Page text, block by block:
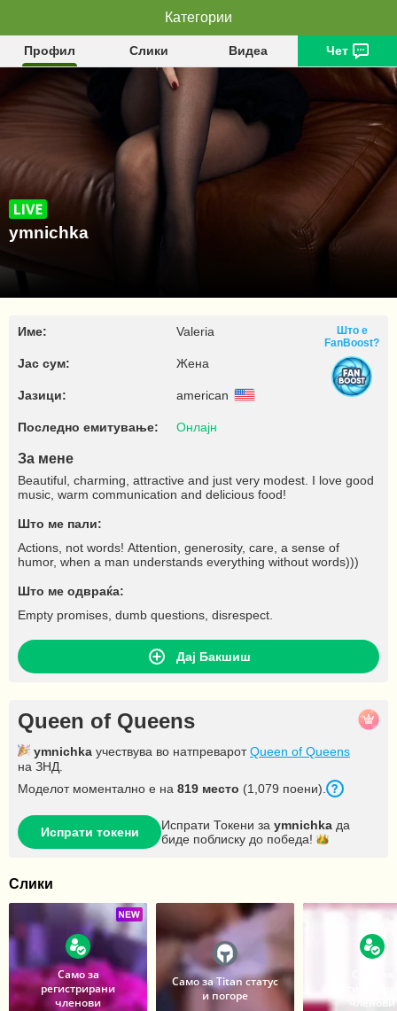
ymnichka
Профил Слики Видеа Чет
ymnichka
Име: Valeria
Јас сум: Жена
Јазици: american
Последно емитување: Онлајн
Што е
FanBoost?
За мене
Beautiful, charming, attractive and just very modest. I love good
music, warm communication and delicious food!
Што ме пали:
Actions, not words! Attention, generosity, care, a sense of
humor, when a man understands everything without words)))
Што ме одвраќа:
Empty promises, dumb questions, disrespect.
Дај Бакшиш
Queen of Queens
ymnichka учествува во натпреваротQueen of Queens
на ЗНД.
Моделот моментално е на 819 место (1,079 поени).
Испрати токени Испрати Токени за ymnichka да
биде поблиску до победа!
Слики
Само за
регистрирани
членови
Само за Titan статус
и погоре
членови
Категории